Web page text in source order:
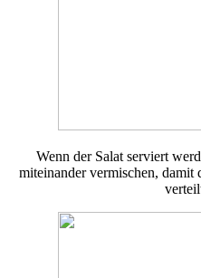
Wenn der Salat serviert
miteinander vermischen, damit